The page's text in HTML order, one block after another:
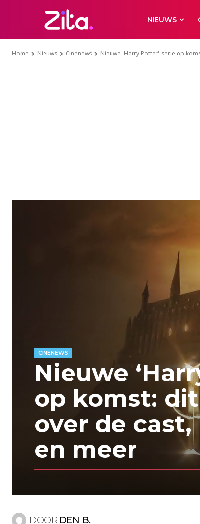
NIEUWS
Home Nieuws Cinenews Nieuwe 'Harry Potter'-serie op
CINENEWS
Nieuwe
op komst:
over de
en meer
DOOR DEN B.